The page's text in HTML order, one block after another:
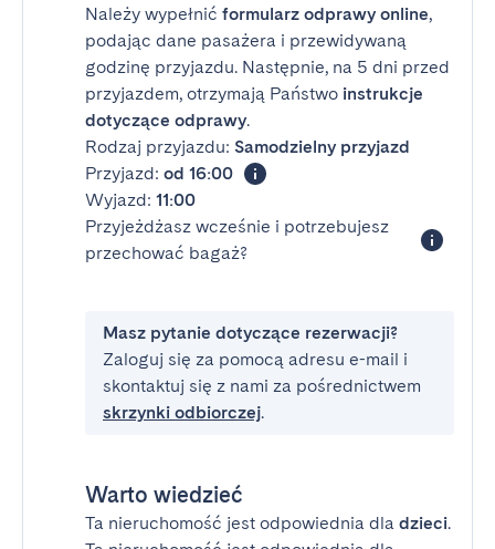
Należy wypełnić formularz odprawy online,
podając dane pasażera i przewidywaną
godzinę przyjazdu. Następnie, na 5 dni przed
przyjazdem, otrzymają Państwo instrukcje
dotyczące odprawy.
Rodzaj przyjazdu: Samodzielny przyjazd
Przyjazd: od 16:00
Wyjazd: 11:00
Przyjeżdżasz wcześnie i potrzebujesz
przechować bagaż?
Masz pytanie dotyczące rezerwacji?
Zaloguj się za pomocą adresu e-mail i
skontaktuj się z nami za pośrednictwem
skrzynki odbiorczej.
Warto wiedzieć
Ta nieruchomość jest odpowiednia dla dzieci.